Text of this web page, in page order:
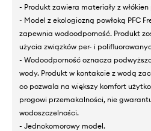
- Produkt zawiera materiały z
- Model z ekologiczną powłoką PFC
zapewnia wodoodporność. Produkt
użycia związków per- i
- Wodoodporność oznacza
wody. Produkt w kontakcie z wodą
co pozwala na większy komfort
progowi przemakalności, nie
wodoszczelności.
- Jednokomorowy model.